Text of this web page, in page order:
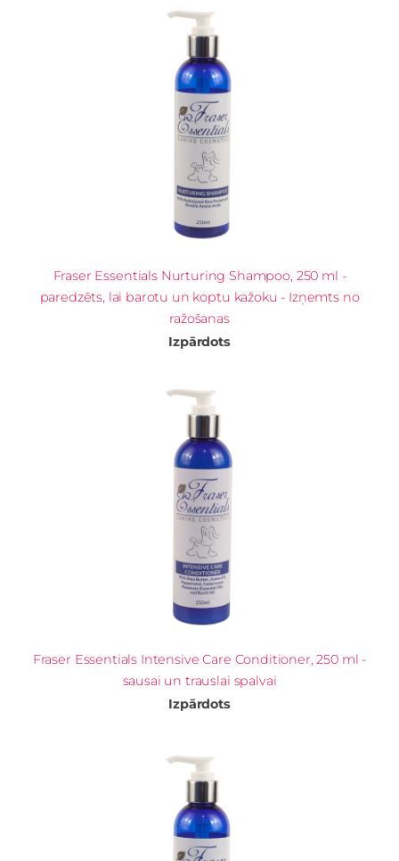
Fraser Essentials Nurturing Shampoo, 250 ml -
paredzēts, lai barotu un koptu kažoku - Izņemts no
ražošanas
Izpārdots
Fraser Essentials Intensive Care Conditioner, 250 ml -
sausai un trauslai spalvai
Izpārdots